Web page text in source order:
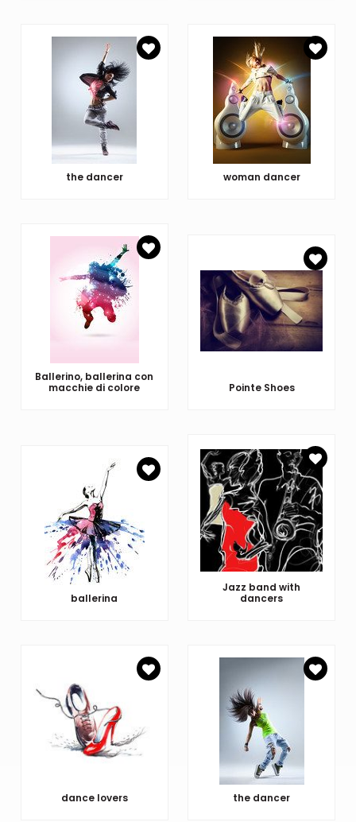
the dancer woman dancer
Ballerino, ballerina con
macchie di colore
Pointe Shoes
ballerina
Jazz band with
dancers
dance lovers the dancer